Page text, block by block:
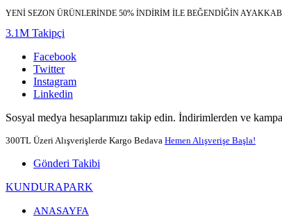
YENİ SEZON ÜRÜNLERİNDE 50% İNDİRİM İLE BEĞENDİĞİN
3.1M Takipçi
Facebook
Twitter
Instagram
Linkedin
Sosyal medya hesaplarımızı takip edin. İndirimlerden ve
300TL Üzeri Alışverişlerde Kargo Bedava Hemen Alışverişe Başla!
Gönderi Takibi
KUNDURAPARK
ANASAYFA